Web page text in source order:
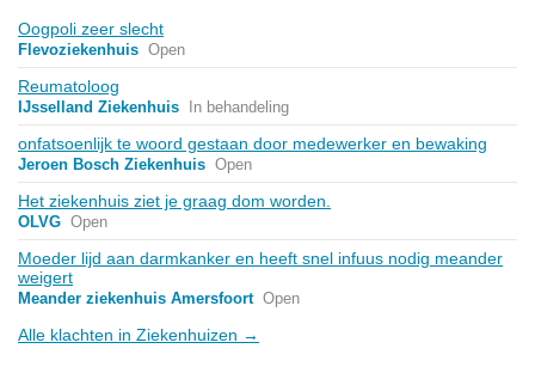
Oogpoli zeer slecht
Flevoziekenhuis Open
Reumatoloog
IJsselland Ziekenhuis In behandeling
onfatsoenlijk te woord gestaan door medewerker en bewaking
Jeroen Bosch Ziekenhuis Open
Het ziekenhuis ziet je graag dom worden.
OLVG Open
Moeder lijd aan darmkanker en heeft snel infuus nodig meander
weigert
Meander ziekenhuis Amersfoort Open
Alle klachten in Ziekenhuizen →